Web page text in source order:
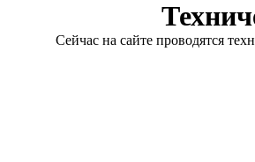
Сейчас на сайте проводятся